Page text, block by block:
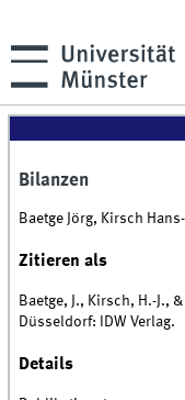
Bilanzen
Baetge Jörg, Kirsch
Zitieren als
Baetge, J., Kirsch, H.-J.,
Düsseldorf: IDW Verlag.
Details